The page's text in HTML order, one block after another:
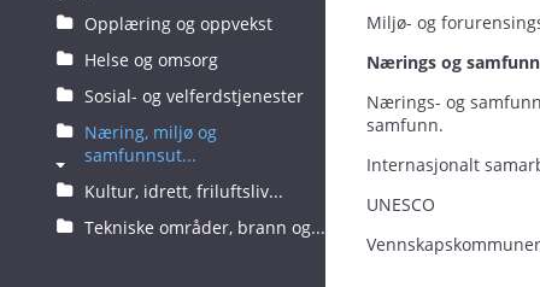
Opplæring og oppvekst
Helse og omsorg
Sosial- og velferdstjenester
Næring, miljø og
samfunnsut...
Kultur, idrett, friluftsliv...
Tekniske områder, brann og...
Miljø- og
Nærings og
Nærings- og
samfunn.
Internasjonalt
UNESCO